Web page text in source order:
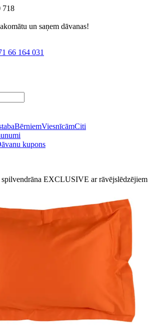
718
un saņem dāvanas!
66 164 031
BērniemViesnīcāmCiti
kupons
spilvendrāna EXCLUSIVE ar rāvējslēdzējiem